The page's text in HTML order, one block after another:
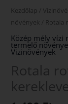
Kezdőlap /
növények / Rotala
Közép mély vízi
termelő
Vizinövények
Rotala